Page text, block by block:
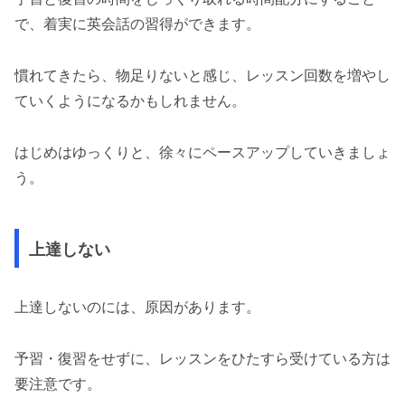
で、着実に英会話の習得ができます。
慣れてきたら、物足りないと感じ、レッスン回数を増やし
ていくようになるかもしれません。
はじめはゆっくりと、徐々にペースアップしていきましょ
う。
上達しない
上達しないのには、原因があります。
予習・復習をせずに、レッスンをひたすら受けている方は
要注意です。